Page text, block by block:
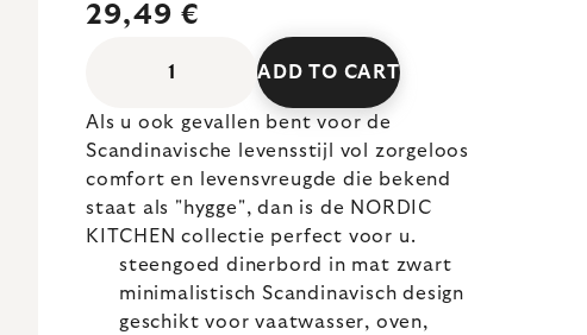
29,49 €
ADD TO CART
Als u ook gevallen bent voor de
Scandinavische levensstijl vol zorgeloos
comfort en levensvreugde die bekend
staat als "hygge", dan is de NORDIC
KITCHEN collectie perfect voor u.
steengoed dinerbord in mat zwart
minimalistisch Scandinavisch design
geschikt voor vaatwasser, oven,